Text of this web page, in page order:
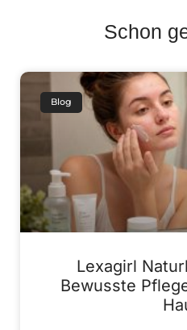
Schon
Blog
Lexagirl
Bewusste